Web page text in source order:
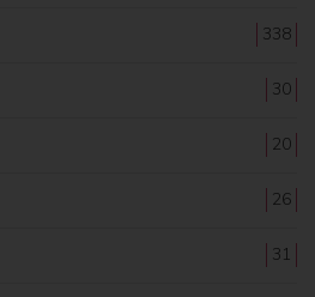
338
30
20
26
31